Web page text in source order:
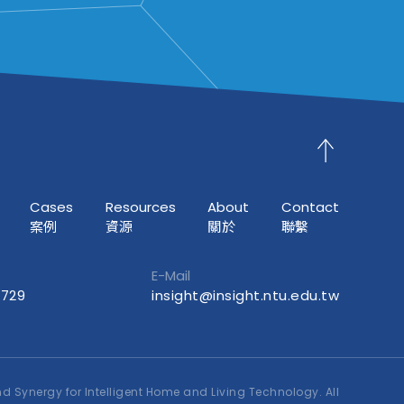
Cases
案例
Resources
資源
About
關於
Contact
聯繫
E-Mail
insight@insight.ntu.edu.tw
Synergy for Intelligent Home and Living Technology. All